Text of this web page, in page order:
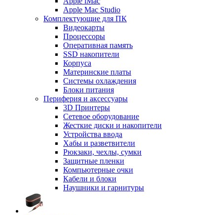
Apple Mac Studio
Комплектующие для ПК
Видеокарты
Процессоры
Оперативная память
SSD накопители
Корпуса
Материнские платы
Системы охлаждения
Блоки питания
Периферия и аксессуары
3D Принтеры
Сетевое оборудование
Жесткие диски и накопители
Устройства ввода
Хабы и разветвители
Рюкзаки, чехлы, сумки
Защитные пленки
Компьютерные очки
Кабели и блоки
Наушники и гарнитуры